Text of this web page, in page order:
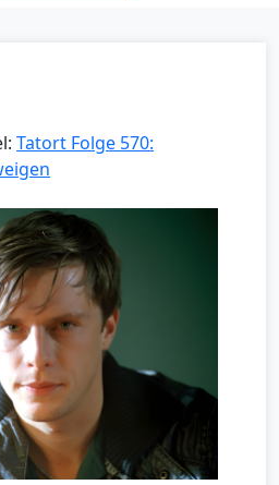
Tatort Folge 570: